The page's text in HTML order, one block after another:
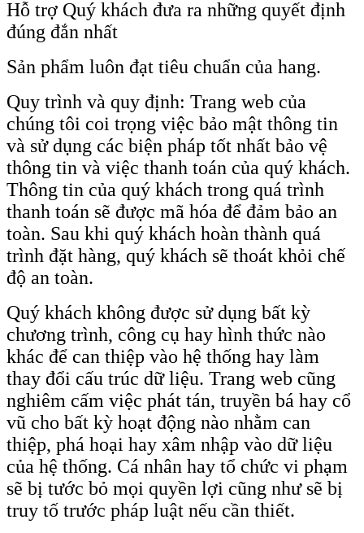
Hỗ trợ Quý khách đưa ra những quyết định
đúng đắn nhất
Sản phẩm luôn đạt tiêu chuẩn của hang.
Quy trình và quy định: Trang web của
chúng tôi coi trọng việc bảo mật thông tin
và sử dụng các biện pháp tốt nhất bảo vệ
thông tin và việc thanh toán của quý khách.
Thông tin của quý khách trong quá trình
thanh toán sẽ được mã hóa để đảm bảo an
toàn. Sau khi quý khách hoàn thành quá
trình đặt hàng, quý khách sẽ thoát khỏi chế
độ an toàn.
Quý khách không được sử dụng bất kỳ
chương trình, công cụ hay hình thức nào
khác để can thiệp vào hệ thống hay làm
thay đổi cấu trúc dữ liệu. Trang web cũng
nghiêm cấm việc phát tán, truyền bá hay cổ
vũ cho bất kỳ hoạt động nào nhằm can
thiệp, phá hoại hay xâm nhập vào dữ liệu
của hệ thống. Cá nhân hay tổ chức vi phạm
sẽ bị tước bỏ mọi quyền lợi cũng như sẽ bị
truy tố trước pháp luật nếu cần thiết.